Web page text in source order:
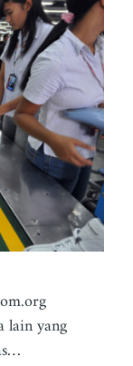
lain yang